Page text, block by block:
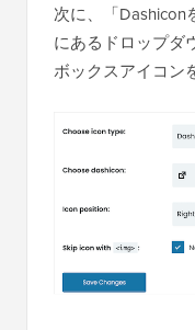
次に、「Dashicon
にあるドロップダ
ボックスアイコン